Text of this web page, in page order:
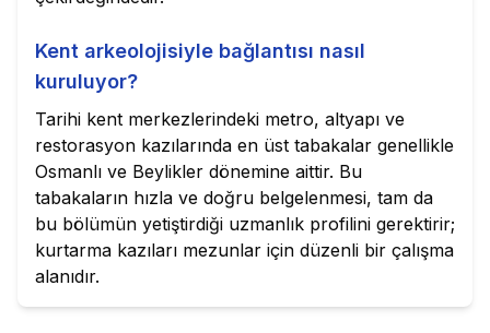
Kent arkeolojisiyle bağlantısı nasıl
kuruluyor?
Tarihi kent merkezlerindeki metro, altyapı ve
restorasyon kazılarında en üst tabakalar genellikle
Osmanlı ve Beylikler dönemine aittir. Bu
tabakaların hızla ve doğru belgelenmesi, tam da
bu bölümün yetiştirdiği uzmanlık profilini gerektirir;
kurtarma kazıları mezunlar için düzenli bir çalışma
alanıdır.